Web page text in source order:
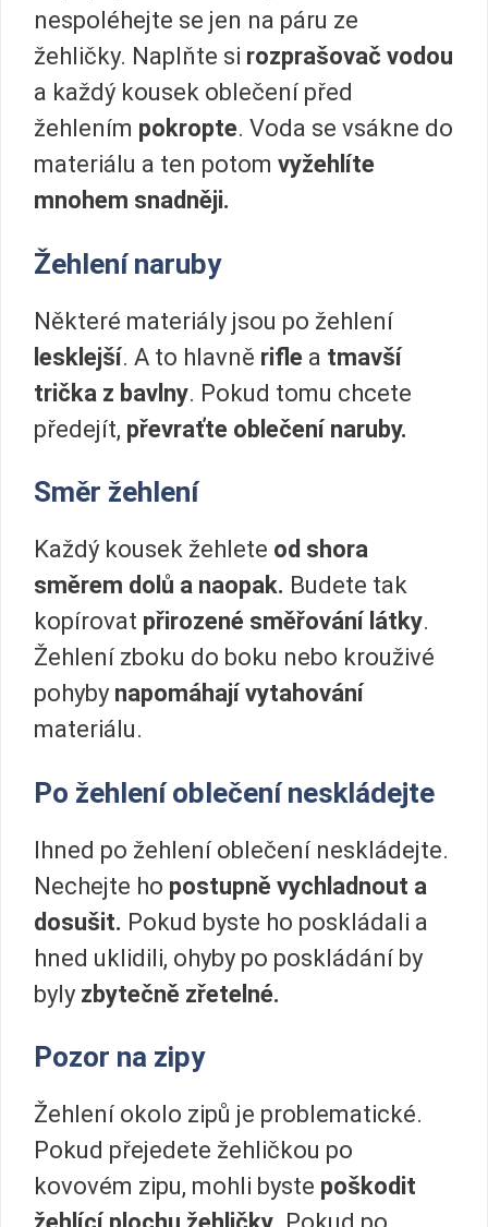
nespoléhejte se jen na páru ze
žehličky. Naplňte si rozprašovač vodou
a každý kousek oblečení před
žehlením pokropte. Voda se vsákne do
materiálu a ten potom vyžehlíte
mnohem snadněji.
Žehlení naruby
Některé materiály jsou po žehlení
lesklejší. A to hlavně rifle a tmavší
trička z bavlny. Pokud tomu chcete
předejít, převraťte oblečení naruby.
Směr žehlení
Každý kousek žehlete od shora
směrem dolů a naopak. Budete tak
kopírovat přirozené směřování látky.
Žehlení zboku do boku nebo krouživé
pohyby napomáhají vytahování
materiálu.
Po žehlení oblečení neskládejte
Ihned po žehlení oblečení neskládejte.
Nechejte ho postupně vychladnout a
dosušit. Pokud byste ho poskládali a
hned uklidili, ohyby po poskládání by
byly zbytečně zřetelné.
Pozor na zipy
Žehlení okolo zipů je problematické.
Pokud přejedete žehličkou po
kovovém zipu, mohli byste poškodit